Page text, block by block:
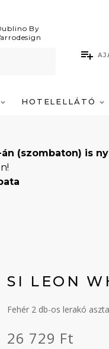
By
HOTELELLÁTÓ
(szombaton) is
SI LEON
Fehér 2 db-os lerakó
26 729 Ft